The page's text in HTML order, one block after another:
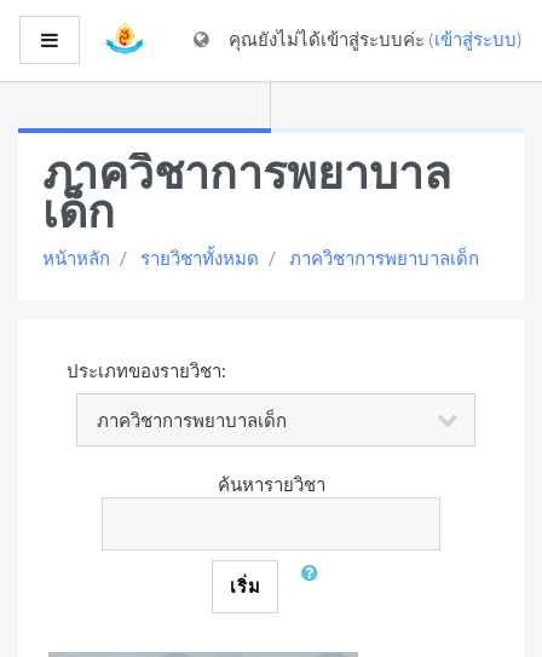
ไปยังเนื้อหาหลัก
Side panel
คุณยังไม่ได้เข้าสู่ระบบค่ะ (เข้าสู่ระบบ)
ภาควิชาการพยาบาล
เด็ก
หน้าหลัก รายวิชาทั้งหมด ภาควิชาการพยาบาลเด็ก
ประเภทของรายวิชา:
ค้นหารายวิชา
เริ่ม